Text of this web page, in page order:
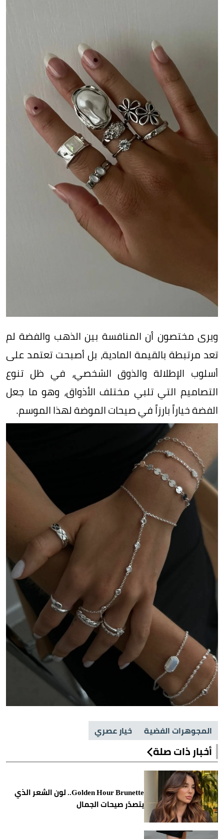
ويرى مختصون أن المنافسة بين الذهب والفضة لم
تعد مرتبطة بالقيمة المادية، بل أصبحت تعتمد على
أسلوب الإطلالة والذوق الشخصي، في ظل تنوع
التصاميم التي تلبي مختلف الأذواق، وهو ما جعل
الفضة خياراً بارزاً في صيحات الموضة لهذا الموسم.
المجوهرات الفضية خيار عصري
أخبار ذات صلة
Golden Hour Brunette.. لون الشعر الذي
يتصدّر صيحات الجمال